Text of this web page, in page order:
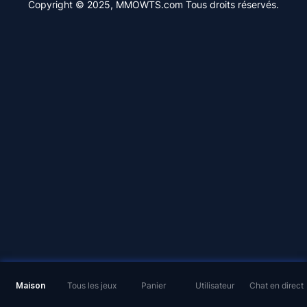
Maison Tous les jeux Panier Utilisateur Chat en direct
Copyright © 2025, MMOWTS.com Tous droits réservés.